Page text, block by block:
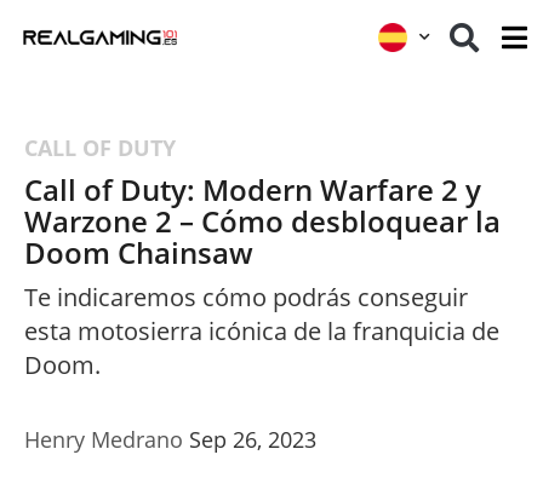
CALL OF DUTY
Call of Duty: Modern Warfare 2 y
Warzone 2 – Cómo desbloquear la
Doom Chainsaw
Te indicaremos cómo podrás conseguir
esta motosierra icónica de la franquicia de
Doom.
Henry Medrano Sep 26, 2023